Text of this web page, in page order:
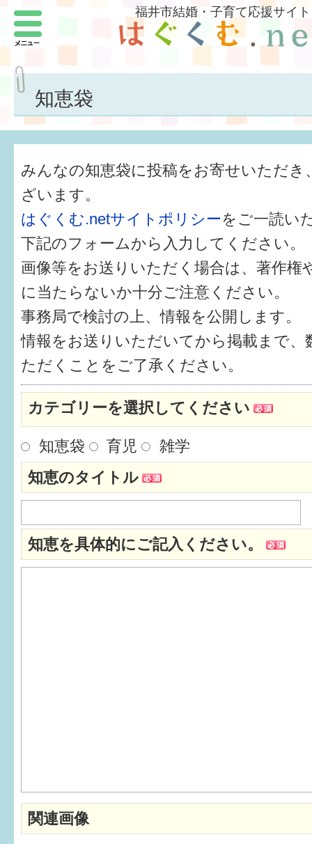
福井市結婚・子育て応援サイト
知恵袋
みんなの知恵袋に投稿をお寄せいただき
ざいます。
はぐくむ.netサイトポリシーをご一読い
下記のフォームから入力してください。
画像等をお送りいただく場合は、著作権
に当たらないか十分ご注意ください。
事務局で検討の上、情報を公開します。
情報をお送りいただいてから掲載まで、
ただくことをご了承ください。
カテゴリーを選択してください
知恵袋 育児
雑学
知恵のタイトル
知恵を具体的にご記入ください。
関連画像
メニュー
結婚したい
子どもがほしい
福井の子育て環境
子どもを育てよう
もしものときの緊急連絡先
届出・手当・助成
健診・予防接種
仲間づくり・遊び場
子どもを預けたい
入園・入学
相談したい
さまざまな支援
子育てカレンダー
妊娠
子育てマップ
イベントレポート